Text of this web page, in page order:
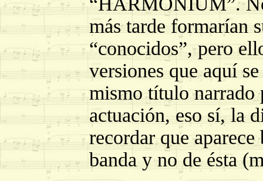
más tarde formarían
“conocidos”, pero
versiones que aquí
mismo título
actuación, eso sí, la
recordar que
banda y no de ésta